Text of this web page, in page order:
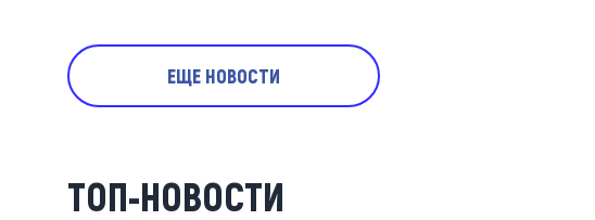
ЕЩЕ НОВОСТИ
ТОП-НОВОСТИ